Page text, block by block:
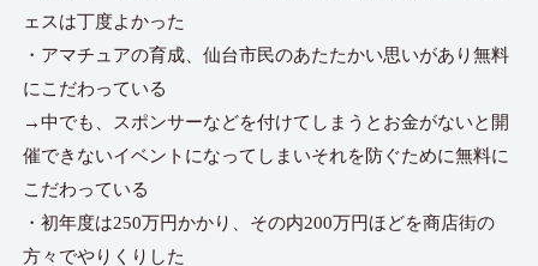
ェスは丁度よかった
・アマチュアの育成、仙台市民のあたたかい思いがあり無料
にこだわっている
→中でも、スポンサーなどを付けてしまうとお金がないと開
催できないイベントになってしまいそれを防ぐために無料に
こだわっている
・初年度は250万円かかり、その内200万円ほどを商店街の
方々でやりくりした